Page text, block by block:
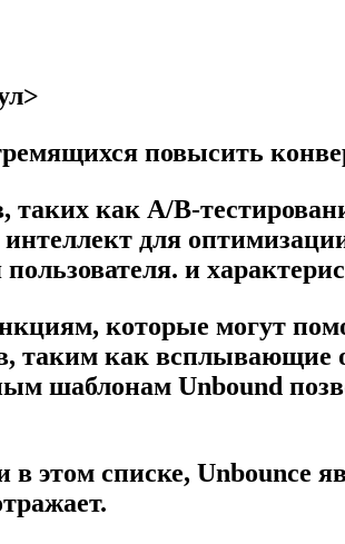
повысить
как A/B-
для
и
которые могут
таким как всплывающие
шаблонам Unbound
этом списке, Unbounce